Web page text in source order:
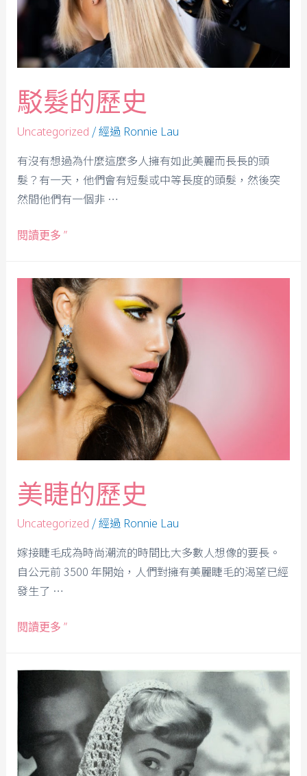
駁髮的歷史
Uncategorized / 經過 Ronnie Lau
有沒有想過為什麼這麼多人擁有如此美麗而長長的頭
髮？有一天，他們會有短髮或中等長度的頭髮，然後突
然間他們有一個非 …
閱讀更多 ”
美睫的歷史
Uncategorized / 經過 Ronnie Lau
嫁接睫毛成為時尚潮流的時間比大多數人想像的要長。
自公元前 3500 年開始，人們對擁有美麗睫毛的渴望已經
發生了 …
閱讀更多 ”